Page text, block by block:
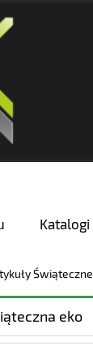
Katalogi
Świąteczne
eko